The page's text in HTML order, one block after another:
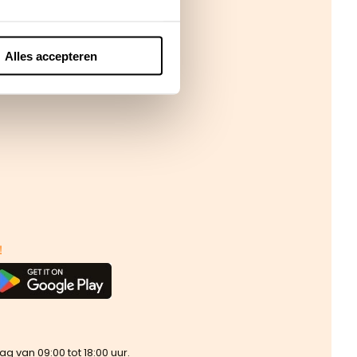
Alles accepteren
van 09:00 tot 18:00 uur.